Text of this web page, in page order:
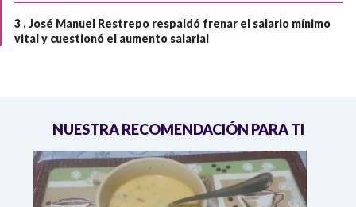
3 .José Manuel Restrepo respaldó frenar el salario mínimo
vital y cuestionó el aumento salarial
NUESTRA RECOMENDACIÓN PARA TI